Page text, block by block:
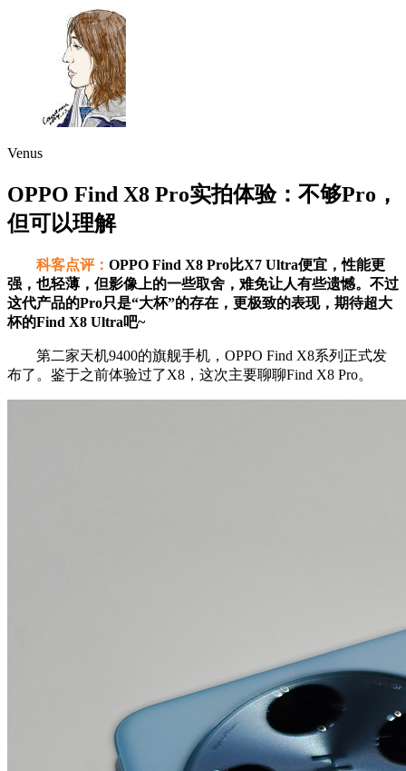
Venus
OPPO Find X8 Pro实拍体验：不够Pro，
但可以理解
科客点评： OPPO Find X8 Pro比X7 Ultra便宜，性能更
强，也轻薄，但影像上的一些取舍，难免让人有些遗憾。不过
这代产品的Pro只是“大杯”的存在，更极致的表现，期待超大
杯的Find X8 Ultra吧~
第二家天机9400的旗舰手机，OPPO Find X8系列正式发
布了。鉴于之前体验过了X8，这次主要聊聊Find X8 Pro。